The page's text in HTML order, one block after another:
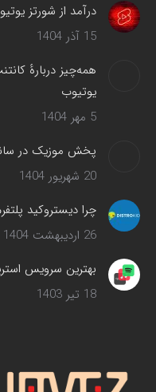
درآمد از شورتز
15 آذر 1404
یوتیوب
5 مهر 1404
پخش موزیک در
20 شهریور 1404
چرا دیستروکید
26 اردیبهشت 1404
بهترین سرویس‌
18 تیر 1403